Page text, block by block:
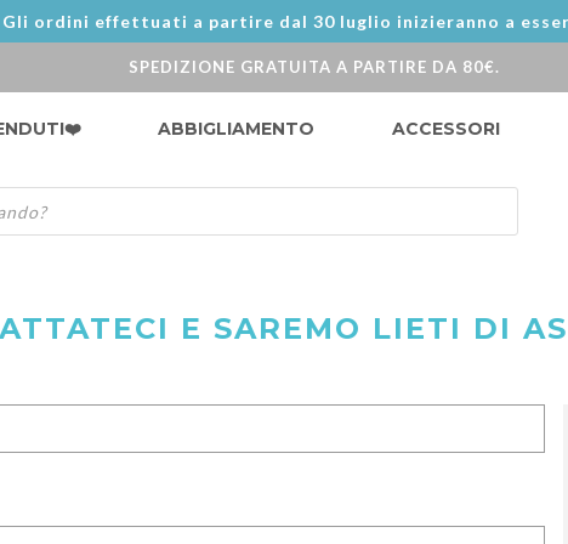
Gli ordini effettuati a partire dal 30 luglio inizieranno a
SPEDIZIONE GRATUITA A PARTIRE DA 80€.
ABBIGLIAMENTO ACCESSORI
E SAREMO LIETI DI